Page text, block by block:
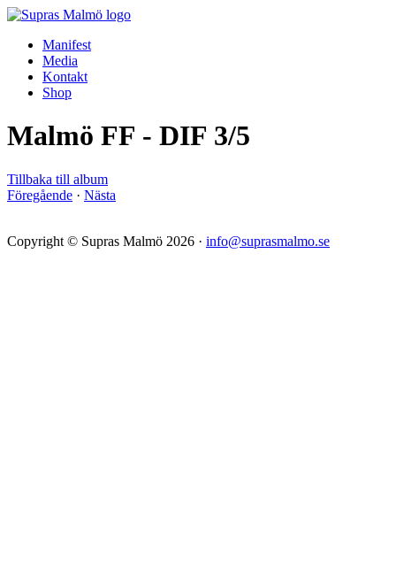
Manifest
Media
Kontakt
Shop
Malmö FF - DIF 3/5
Tillbaka till album
Föregående · Nästa
Copyright © Supras Malmö 2026 · info@suprasmalmo.se